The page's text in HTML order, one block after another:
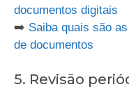
documentos digitais
➡️ Saiba quais são
de documentos
5. Revisão